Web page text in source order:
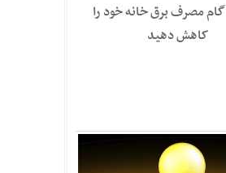
با این ۶ گام مصرف برق خانه خود را
کاهش دهید